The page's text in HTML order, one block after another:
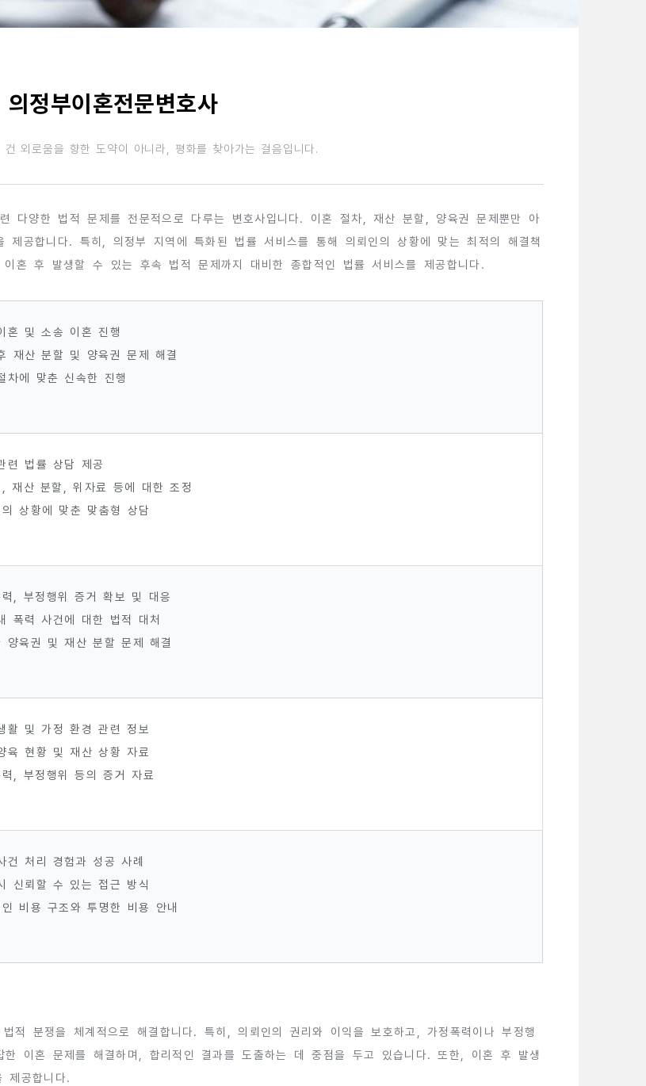
의정부이혼전문변호사
건 외로움을 향한 도약이 아니라, 평화를 찾아가는 걸음입니다.
다양한 법적 문제를 전문적으로 다루는 변호사입니다. 이혼 절차, 재산 분할, 양육권 문제뿐만 아
제공합니다. 특히, 의정부 지역에 특화된 법률 서비스를 통해 의뢰인의 상황에 맞는 최적의 해결책
혼 후 발생할 수 있는 후속 법적 문제까지 대비한 종합적인 법률 서비스를 제공합니다.
혼 및 소송 이혼 진행
재산 분할 및 양육권 문제 해결
차에 맞춘 신속한 진행
련 법률 상담 제공
, 재산 분할, 위자료 등에 대한 조정
의 상황에 맞춘 맞춤형 상담
력, 부정행위 증거 확보 및 대응
폭력 사건에 대한 법적 대처
양육권 및 재산 분할 문제 해결
활 및 가정 환경 관련 정보
육 현황 및 재산 상황 자료
력, 부정행위 등의 증거 자료
건 처리 경험과 성공 사례
신뢰할 수 있는 접근 방식
인 비용 구조와 투명한 비용 안내
적 분쟁을 체계적으로 해결합니다. 특히, 의뢰인의 권리와 이익을 보호하고, 가정폭력이나 부정행
이혼 문제를 해결하며, 합리적인 결과를 도출하는 데 중점을 두고 있습니다. 또한, 이혼 후 발생
공합니다.